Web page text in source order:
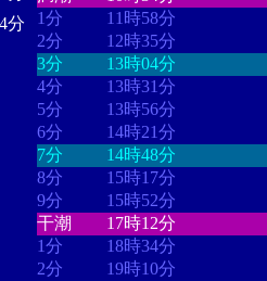
分
1分
11時58分
2分
12時35分
3分
13時04分
4分
13時31分
5分
13時56分
6分
14時21分
7分
14時48分
8分
15時17分
9分
15時52分
干潮
17時12分
1分
18時34分
2分
19時10分